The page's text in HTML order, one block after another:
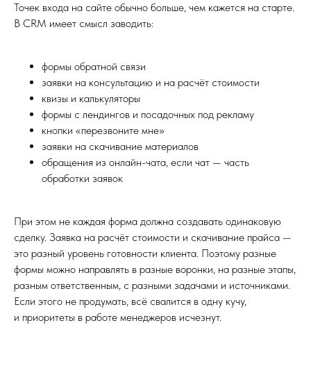
Точек входа на сайте обычно больше, чем кажется на старте.
В CRM имеет смысл заводить:
формы обратной связи
заявки на консультацию и на расчёт стоимости
квизы и калькуляторы
формы с лендингов и посадочных под рекламу
кнопки «перезвоните мне»
заявки на скачивание материалов
обращения из онлайн-чата, если чат — часть
обработки заявок
При этом не каждая форма должна создавать одинаковую
сделку. Заявка на расчёт стоимости и скачивание прайса —
это разный уровень готовности клиента. Поэтому разные
формы можно направлять в разные воронки, на разные этапы,
разным ответственным, с разными задачами и источниками.
Если этого не продумать, всё свалится в одну кучу,
и приоритеты в работе менеджеров исчезнут.